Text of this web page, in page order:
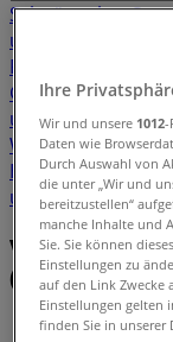
Schnäppchen
und Accessoires
Parfümerie
Gartencenter
und BabyAuto,
Werkstatt
Hörzentren
und
Verzeichnis
(Hohentwiel)
Tiendeo in
Ihre
Wir und unsere 1012-
Daten wie
Durch Auswahl von
die unter „Wir und
bereitzustellen“
manche Inhalte und
Sie. Sie können
Einstellungen zu
auf den Link Zwecke
Einstellungen gelten
finden Sie in unserer